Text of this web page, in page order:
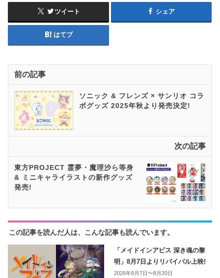
ツイート シェア
はてブ
前の記事
ソニック & フレンズ × サンリオ コラ
ボグッズ 2025年秋より発売決定!
次の記事
東方​PROJECT 霊夢・魔理沙ら等身
& ミニキャライラストの新作グッズ
発売!
この記事を読んだ人は、こんな記事も読んでいます。
「メイドインアビス 深き魂の黎
明」8月7日よりリバイバル上映!
2026年8月7日〜8月20日